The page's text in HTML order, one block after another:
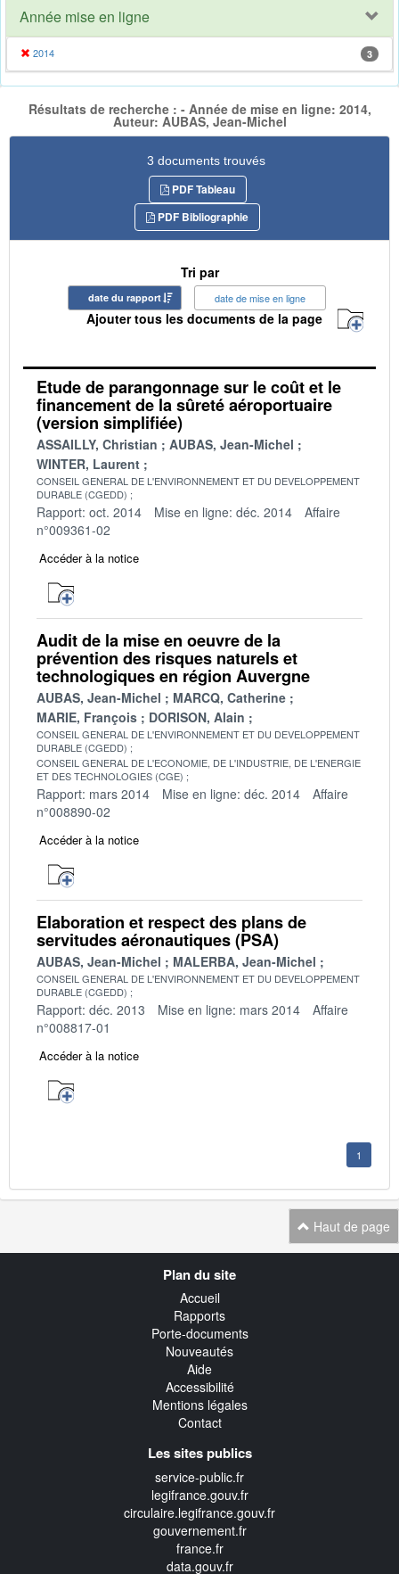
Année mise en ligne
2014 3
Résultats de recherche : - Année de mise en ligne: 2014,
Auteur: AUBAS, Jean-Michel
3 documents trouvés
PDF Tableau
PDF Bibliographie
Tri par
date du rapport date de mise en ligne
Ajouter tous les documents de la page
Etude de parangonnage sur le coût et le
financement de la sûreté aéroportuaire
(version simplifiée)
ASSAILLY, Christian
AUBAS, Jean-Michel
WINTER, Laurent
CONSEIL GENERAL DE L'ENVIRONNEMENT ET DU DEVELOPPEMENT
DURABLE (CGEDD)
Rapport: oct. 2014 Mise en ligne: déc. 2014
Affaire
n°009361-02
Accéder à la notice
Audit de la mise en oeuvre de la
prévention des risques naturels et
technologiques en région Auvergne
AUBAS, Jean-Michel
MARCQ, Catherine
MARIE, François
DORISON, Alain
CONSEIL GENERAL DE L'ENVIRONNEMENT ET DU DEVELOPPEMENT
DURABLE (CGEDD)
CONSEIL GENERAL DE L'ECONOMIE, DE L'INDUSTRIE, DE L'ENERGIE
ET DES TECHNOLOGIES (CGE)
Rapport: mars 2014 Mise en ligne: déc. 2014
Affaire
n°008890-02
Accéder à la notice
Elaboration et respect des plans de
servitudes aéronautiques (PSA)
AUBAS, Jean-Michel MALERBA, Jean-Michel
CONSEIL GENERAL DE L'ENVIRONNEMENT ET DU DEVELOPPEMENT
DURABLE (CGEDD)
Rapport: déc. 2013 Mise en ligne: mars 2014
Affaire
n°008817-01
Accéder à la notice
1
Haut de page
Plan du site
Accueil
Rapports
Porte-documents
Nouveautés
Aide
Accessibilité
Mentions légales
Contact
Les sites publics
service-public.fr
legifrance.gouv.fr
circulaire.legifrance.gouv.fr
gouvernement.fr
france.fr
data.gouv.fr